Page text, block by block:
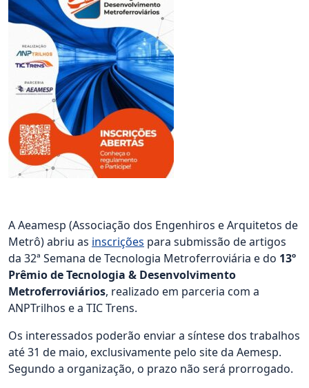
A Aeamesp (Associação dos Engenhiros e Arquitetos de
Metrô) abriu as inscrições para submissão de artigos
da 32ª Semana de Tecnologia Metroferroviária e do 13º
Prêmio de Tecnologia & Desenvolvimento
Metroferroviários, realizado em parceria com a
ANPTrilhos e a TIC Trens.
Os interessados poderão enviar a síntese dos trabalhos
até 31 de maio, exclusivamente pelo site da Aemesp.
Segundo a organização, o prazo não será prorrogado.